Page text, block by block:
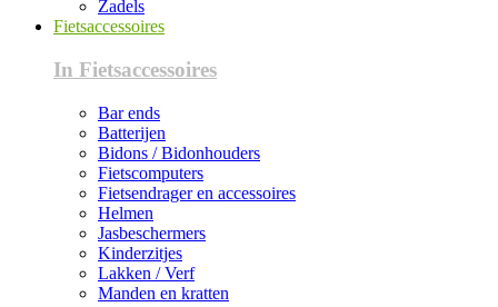
Zadels
Fietsaccessoires
In Fietsaccessoires
Bar ends
Batterijen
Bidons / Bidonhouders
Fietscomputers
Fietsendrager en accessoires
Helmen
Jasbeschermers
Kinderzitjes
Lakken / Verf
Manden en kratten